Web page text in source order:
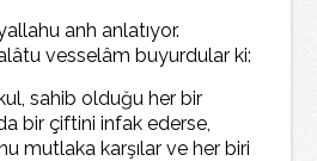
anh anlatıyor.
vesselâm buyurdular ki:
sahib olduğu her bir
bir çiftini infak ederse,
mutlaka karşılar ve her biri